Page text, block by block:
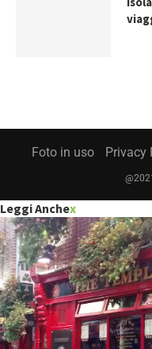
Foto in uso Privacy
Leggi Anchex